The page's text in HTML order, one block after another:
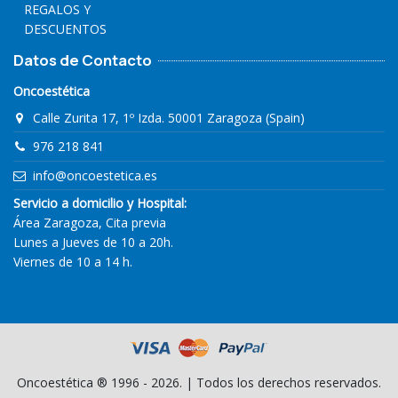
REGALOS Y
DESCUENTOS
Datos de Contacto
Oncoestética
Calle Zurita 17, 1º Izda. 50001 Zaragoza (Spain)
976 218 841
info@oncoestetica.es
Servicio a domicilio y Hospital:
Área Zaragoza, Cita previa
Lunes a Jueves de 10 a 20h.
Viernes de 10 a 14 h.
Oncoestética ® 1996 - 2026. | Todos los derechos reservados.